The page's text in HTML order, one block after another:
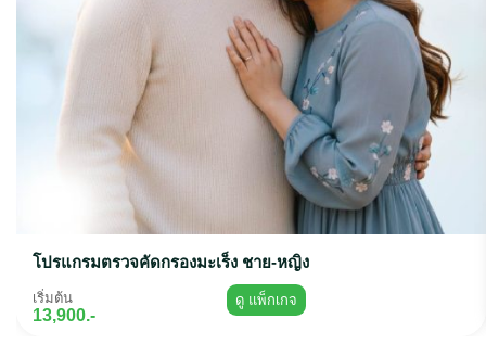
โปรแกรมตรวจคัดกรองมะเร็ง ชาย-หญิง
เริ่มต้น
13,900.-
ดู แพ็กเกจ